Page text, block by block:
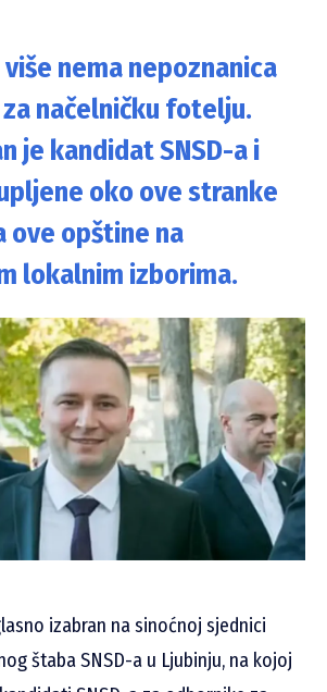
više nema nepoznanica
načelničku fotelju.
je kandidat SNSD-a i
oko ove stranke
ove opštine na
lokalnim izborima.
izabran na sinoćnoj sjednici
štaba SNSD-a u Ljubinju, na kojoj